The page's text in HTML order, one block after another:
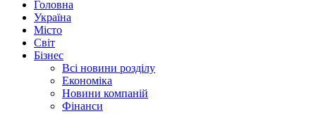
Головна
Україна
Місто
Світ
Бізнес
Всі новини розділу
Економіка
Новини компаній
Фінанси